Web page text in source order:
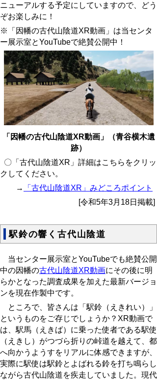
ニューアルする予定にしていますので、どう
ぞお楽しみに！
※「因幡の古代山陰道XR動画」は当センタ
ー展示室とYouTubeで絶賛公開中！
「因幡の古代山陰道XR動画」（青谷横木遺
跡）
〇「古代山陰道XR」詳細はこちらをクリッ
クしてください。
→
「古代山陰道XR」みどころポイント
[令和5年3月18日掲載]
駅鈴の響く古代山陰道
当センター展示室とYouTubeでも絶賛公開
中の因幡の古代山陰道XR動画にその後に明
らかとなった調査成果を加えた最新バージョ
ンを現在作製中です。
ところで、皆さんは「駅鈴（えきれい）」
というものをご存じでしょうか？ XR動画で
は、駅馬（えきば）に乗った使者である駅使
（えきし）がつづら折りの峠道を越えて、都
へ向かうようすをリアルに体感できますが、
実際に駅使は駅鈴とよばれる鈴を打ち鳴らし
ながら古代山陰道を疾走していました。現代